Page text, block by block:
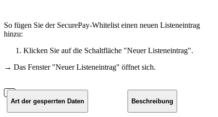
So fügen Sie der SecurePay-Whitelist einen neuen Listeneintrag
hinzu:
Klicken Sie auf die Schaltfläche "Neuer Listeneintrag".
→ Das Fenster "Neuer Listeneintrag" öffnet sich.
Art der gesperrten Daten Beschreibung